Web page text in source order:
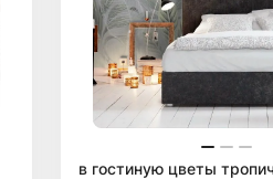
в гостиную цветы